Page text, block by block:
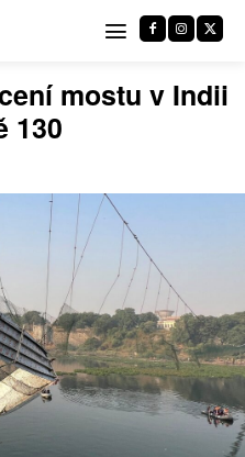
mostu v Indii
130